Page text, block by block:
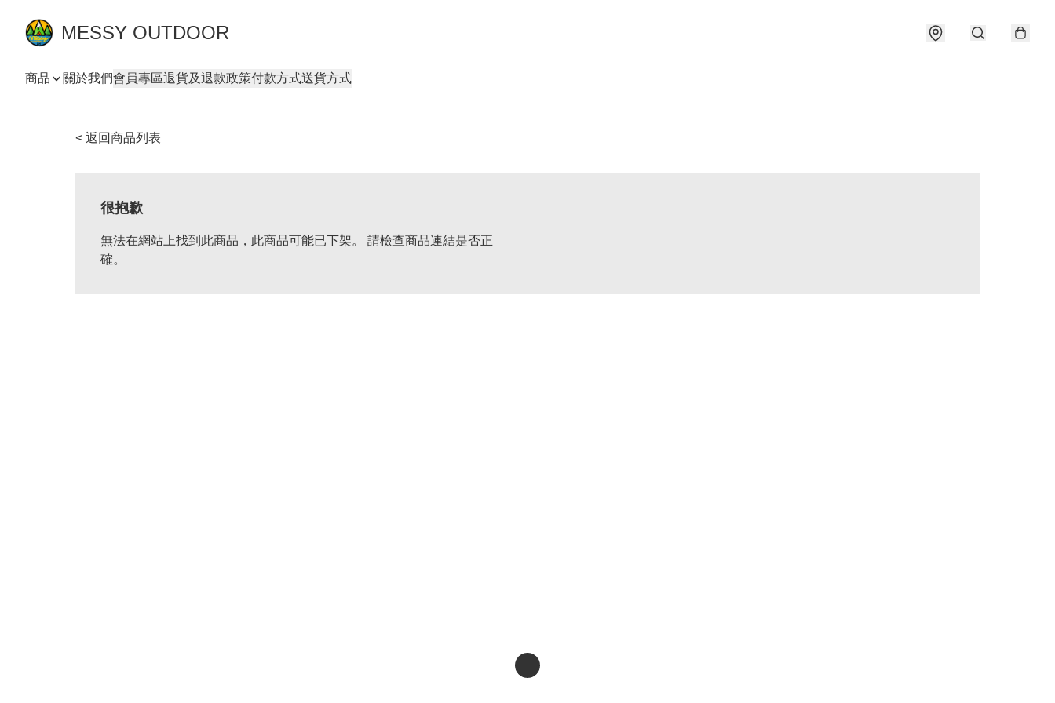
MESSY OUTDOOR
商品 關於我們會員專區退貨及退款政策付款方式送貨方式
< 返回商品列表
很抱歉
無法在網站上找到此商品，此商品可能已下架。 請檢查商品連結是否正
確。